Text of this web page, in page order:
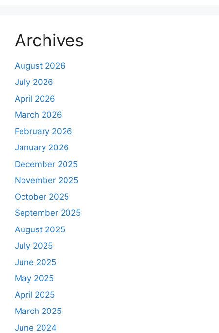
Archives
August 2026
July 2026
April 2026
March 2026
February 2026
January 2026
December 2025
November 2025
October 2025
September 2025
August 2025
July 2025
June 2025
May 2025
April 2025
March 2025
June 2024